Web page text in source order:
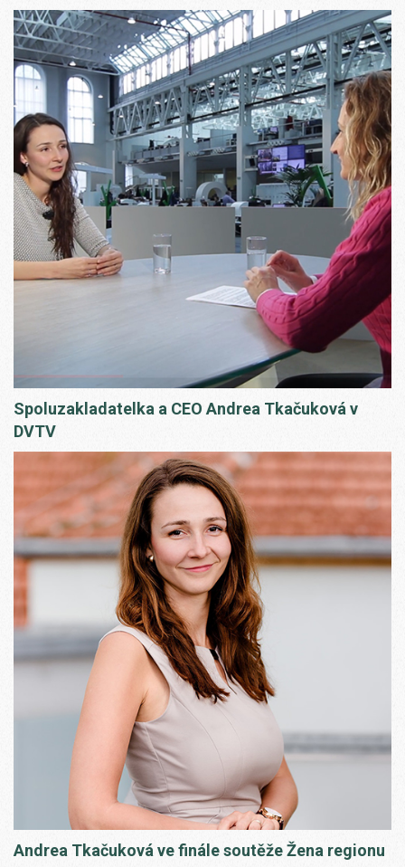
Spoluzakladatelka a CEO Andrea Tkačuková v
DVTV
Andrea Tkačuková ve finále soutěže Žena regionu